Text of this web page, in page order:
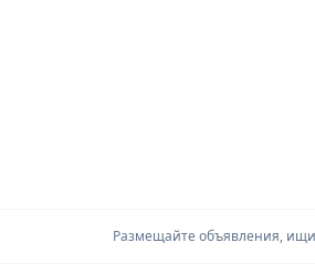
Размещайте объявления,